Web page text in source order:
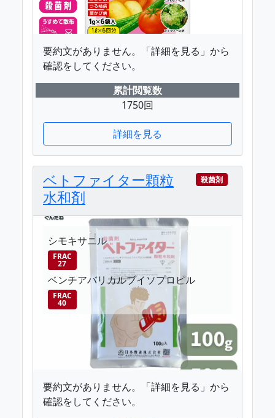
要約文がありません。「詳細を見る」から
確認をしてください。
累計閲覧数
1750回
詳細を見る
ベトファイター顆粒
水和剤
殺菌剤
シモキサニル
FRAC
27
ベンチアバリカルブイソプロピル
FRAC
40
要約文がありません。「詳細を見る」から
確認をしてください。